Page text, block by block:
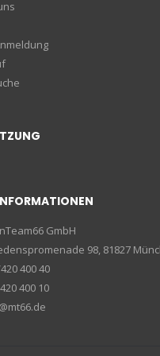
GmbH
98, 81827
400 40
400 10